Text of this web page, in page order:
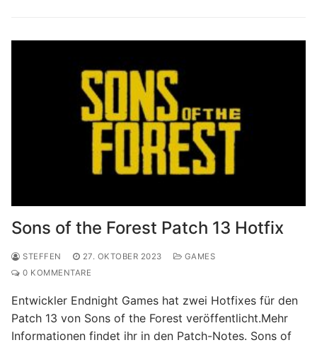
Sons of the Forest Patch 13 Hotfix
STEFFEN 27. OKTOBER 2023
GAMES
0 KOMMENTARE
Entwickler Endnight Games hat zwei Hotfixes für den
Patch 13 von Sons of the Forest veröffentlicht.Mehr
Informationen findet ihr in den Patch-Notes. Sons of